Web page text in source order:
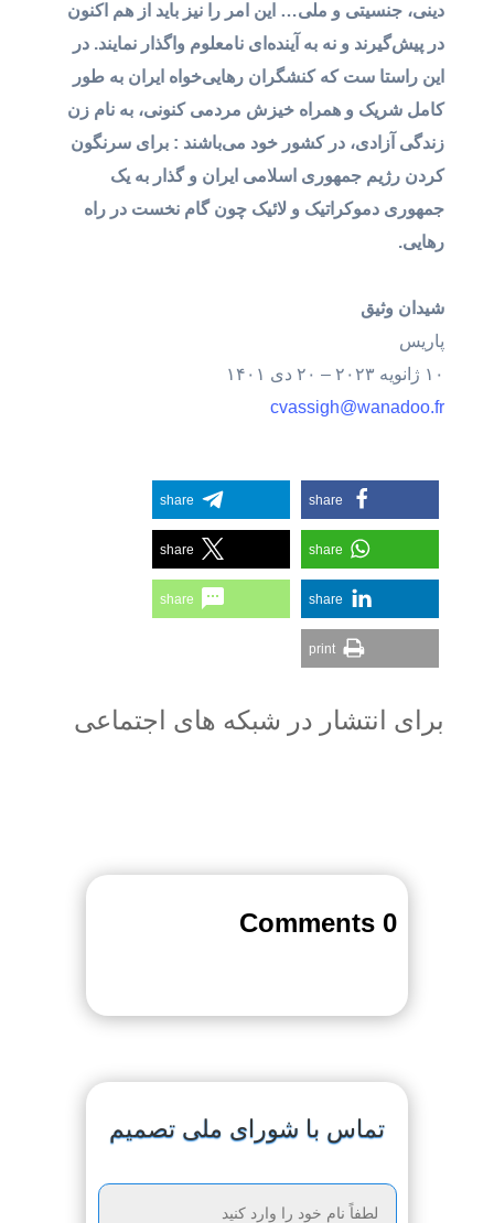
دینی، جنسیتی و ملی… این امر را نیز باید از هم اکنون
در پیش‌گیرند و نه به آینده‌ای نامعلوم واگذار نمایند. در
این راستا‌ ست که کنشگران رهایی‌خواه ایران به طور
کامل شریک و همراه خیزش مردمی کنونی، به نام زن
زندگی آزادی، در کشور خود می‌باشند : برای سرنگون
کردن رژیم جمهوری اسلامی ایران‌ و گذار به یک
جمهوری دموکراتیک و لائیک چون گام نخست در راه
رهایی‌.
شیدان وثیق
پاریس
۱۰ ژانویه ۲۰۲۳ – ۲۰ دی ۱۴۰۱
cvassigh@wanadoo.fr
share
share
share
share
share
share
print
برای انتشار در شبکه های اجتماعی
0 Comments
تماس با شورای ملی تصمیم